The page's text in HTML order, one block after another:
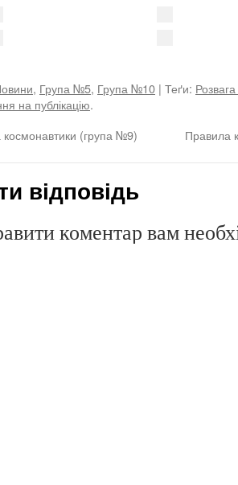
, Група №5, Група №10 | Теґи:
на публікацію.
космонавтики (група №9) Правила
відповідь
коментар вам